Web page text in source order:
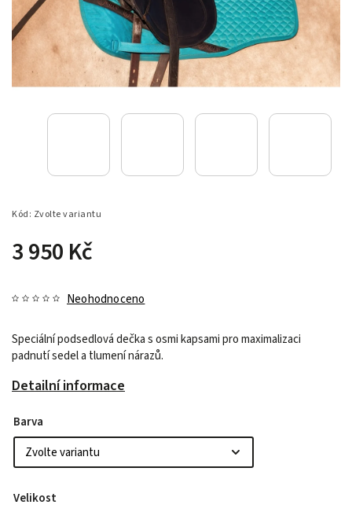
Kód: Zvolte variantu
3 950 Kč
Neohodnoceno
Speciální podsedlová dečka s osmi kapsami pro maximalizaci
padnutí sedel a tlumení nárazů.
Detailní informace
Barva
Velikost